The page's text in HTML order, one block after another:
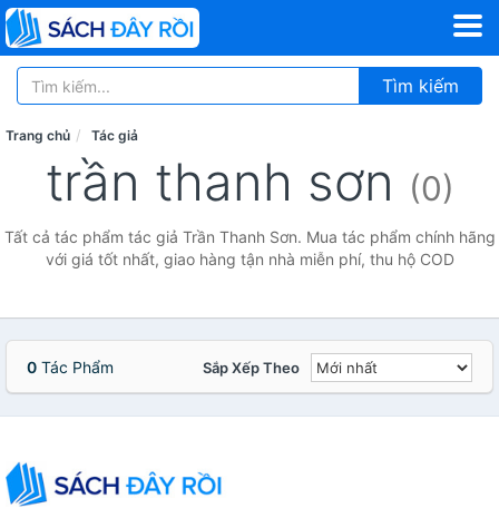
Tìm kiếm
Trang chủ Tác giả
trần thanh sơn (0)
Tất cả tác phẩm tác giả Trần Thanh Sơn. Mua tác phẩm chính hãng
với giá tốt nhất, giao hàng tận nhà miễn phí, thu hộ COD
0 Tác Phẩm Sắp Xếp Theo